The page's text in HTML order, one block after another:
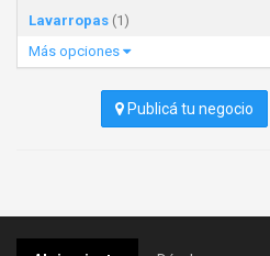
Lavarropas (1)
Más opciones
Publicá tu negocio